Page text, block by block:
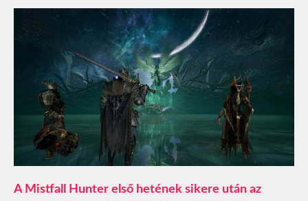
A Mistfall Hunter első hetének sikere után az